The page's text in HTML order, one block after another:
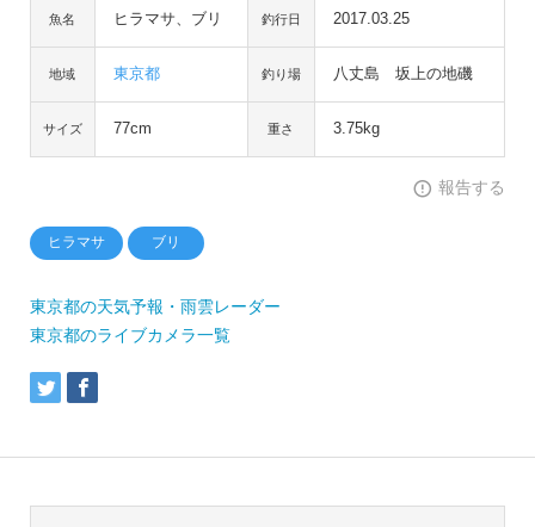
魚名 ヒラマサ、ブリ 釣行日 2017.03.25
地域 東京都 釣り場 八丈島 坂上の地磯
サイズ 77cm 重さ 3.75kg
報告する
ヒラマサ ブリ
東京都の天気予報・雨雲レーダー
東京都のライブカメラ一覧